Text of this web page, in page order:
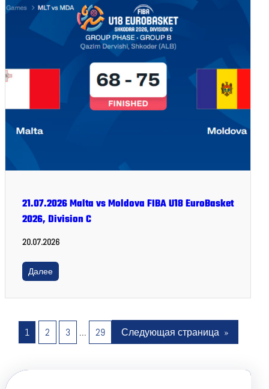
21.07.2026 Malta vs Moldova FIBA U18 EuroBasket
2026, Division C
20.07.2026
Далее
1 2 3 … 29 Следующая страница »